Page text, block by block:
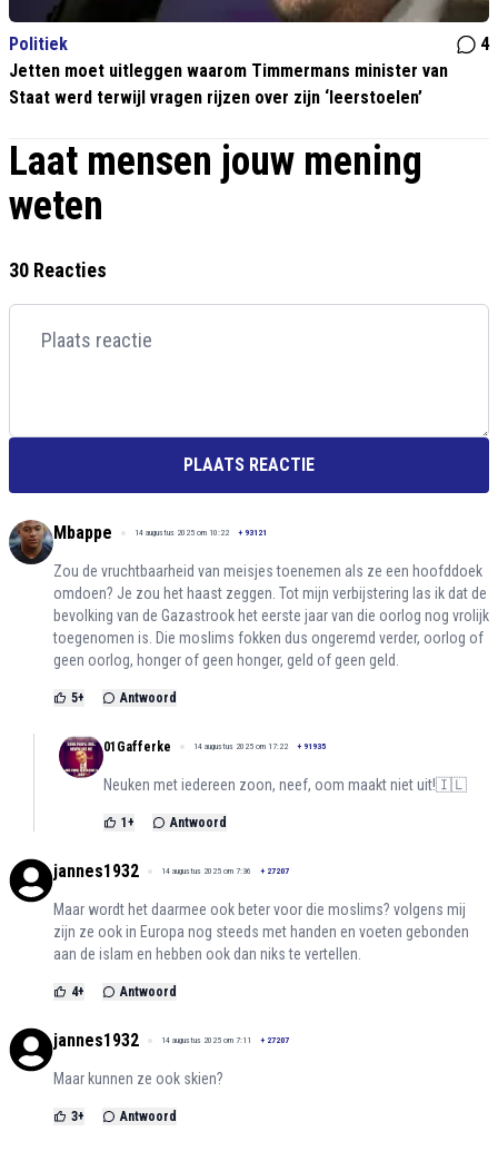
Politiek
4
Jetten moet uitleggen waarom Timmermans minister van
Staat werd terwijl vragen rijzen over zijn ‘leerstoelen’
Laat mensen jouw mening
weten
30 Reacties
PLAATS REACTIE
Mbappe 14 augustus 2025 om 10:22 + 93121
Zou de vruchtbaarheid van meisjes toenemen als ze een hoofddoek
omdoen? Je zou het haast zeggen. Tot mijn verbijstering las ik dat de
bevolking van de Gazastrook het eerste jaar van die oorlog nog vrolijk
toegenomen is. Die moslims fokken dus ongeremd verder, oorlog of
geen oorlog, honger of geen honger, geld of geen geld.
5+ Antwoord
01Gafferke 14 augustus 2025 om 17:22 + 91935
Neuken met iedereen zoon, neef, oom maakt niet uit!🇮🇱
1 + Antwoord
jannes1932 14 augustus 2025 om 7:36 + 27207
Maar wordt het daarmee ook beter voor die moslims? volgens mij
zijn ze ook in Europa nog steeds met handen en voeten gebonden
aan de islam en hebben ook dan niks te vertellen.
4+ Antwoord
jannes1932 14 augustus 2025 om 7:11 + 27207
Maar kunnen ze ook skien?
3+ Antwoord